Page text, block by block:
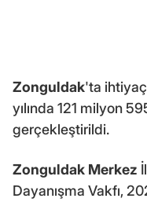
Zonguldak'ta
yılında 121 milyon
gerçekleştirildi.
Zonguldak Merkez
Dayanışma Vakfı,